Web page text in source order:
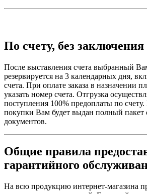
По счету, без заключения
После выставления счета выбранный
резервируется на 3 календарных дня,
счета. При оплате заказа в назначении
указать номер счета. Отгрузка
поступления 100% предоплаты по
покупки Вам будет выдан полный пакет
документов.
Общие правила
гарантийного
На всю продукцию интернет-магазина